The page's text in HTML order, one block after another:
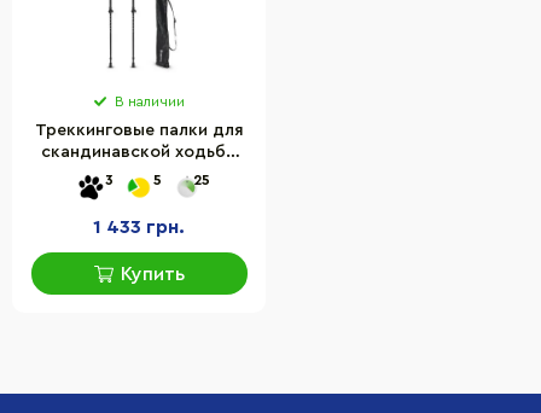
В наличии
Треккинговые палки для
скандинавской ходьбы
Montgato inSPORTline
23356
3 5 25
1 433 грн.
Купить